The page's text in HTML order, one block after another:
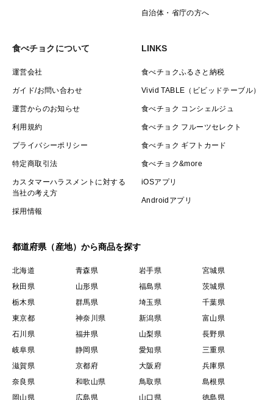
自治体・省庁の方へ
食べチョクについて
運営会社
ガイド/お問い合わせ
運営からのお知らせ
利用規約
プライバシーポリシー
特定商取引法
カスタマーハラスメントに対する
当社の考え方
採用情報
LINKS
食べチョクふるさと納税
Vivid TABLE（ビビッドテーブル）
食べチョク コンシェルジュ
食べチョク フルーツセレクト
食べチョク ギフトカード
食べチョク&more
iOSアプリ
Androidアプリ
都道府県（産地）から商品を探す
北海道 青森県 岩手県
宮城県
秋田県
山形県 福島県
茨城県
栃木県
群馬県 埼玉県
千葉県
東京都
神奈川県 新潟県
富山県
石川県
福井県 山梨県
長野県
岐阜県
静岡県 愛知県
三重県
滋賀県
京都府 大阪府
兵庫県
奈良県
和歌山県 鳥取県
島根県
岡山県
広島県 山口県 徳島県